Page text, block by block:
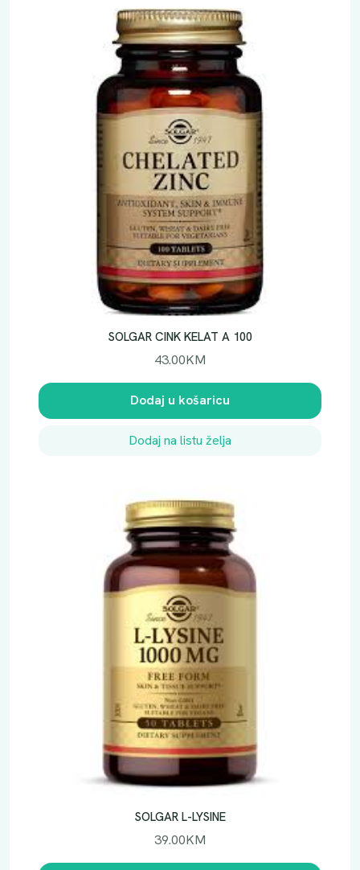
SOLGAR CINK KELAT A 100
43.00KM
Dodaj u košaricu
Dodaj na listu želja
SOLGAR L-LYSINE
39.00KM